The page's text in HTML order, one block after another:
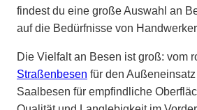
findest du eine große Auswahl an
auf die Bedürfnisse von
Die Vielfalt an Besen ist groß: vom
Straßenbesen für den
Saalbesen für empfindliche